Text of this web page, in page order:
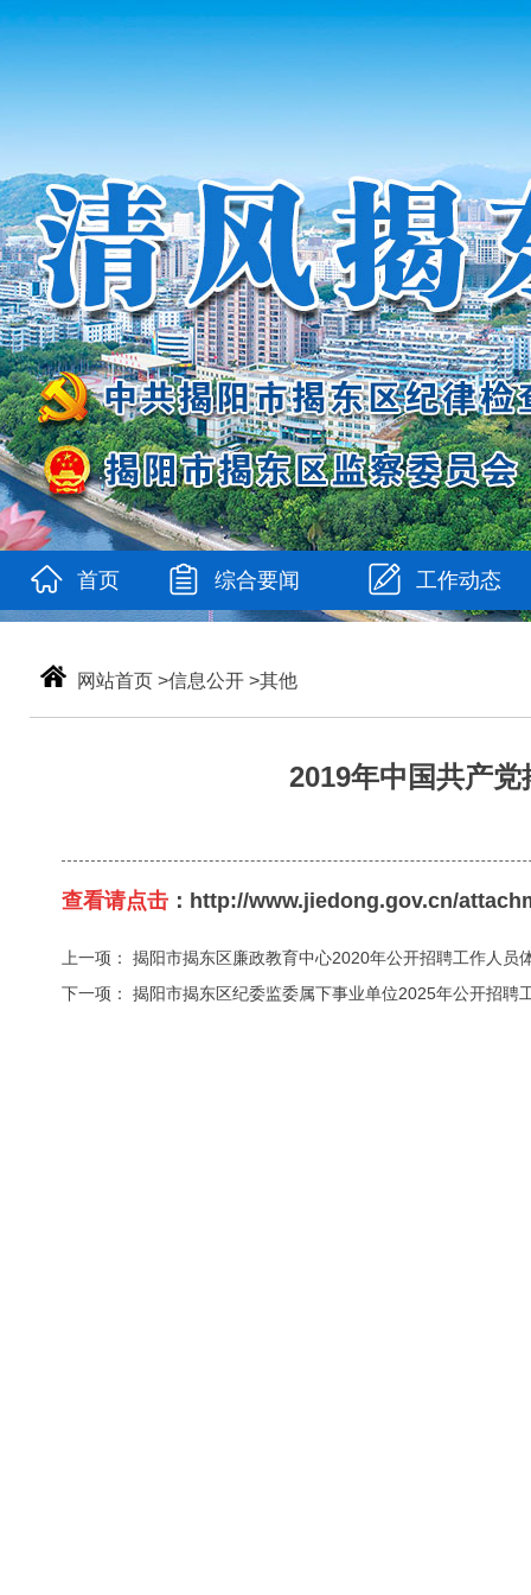
首页 综合要闻 工作动态
网站首页 >信息公开 >其他
2019年中国共产
查看请点击 ： http://www.jiedong.gov.cn/
上一项：揭阳市揭东区廉政教育中心2020年公开招聘工作人员
下一项：揭阳市揭东区纪委监委属下事业单位2025年公开招聘